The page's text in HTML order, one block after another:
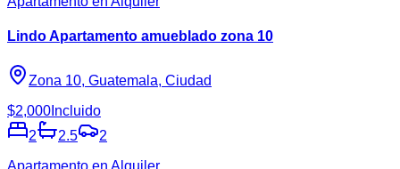
Lindo Apartamento amueblado zona 10
Zona 10, Guatemala, Ciudad
$2,000 Incluido
2
2.5
2
Apartamento en Alquiler